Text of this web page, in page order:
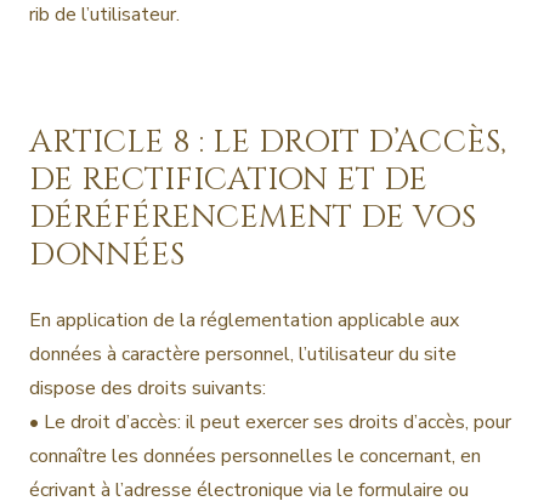
rib de l’utilisateur.
ARTICLE 8 : LE DROIT D’ACCÈS,
DE RECTIFICATION ET DE
DÉRÉFÉRENCEMENT DE VOS
DONNÉES
En application de la réglementation applicable aux
données à caractère personnel, l’utilisateur du site
dispose des droits suivants:
• Le droit d’accès: il peut exercer ses droits d’accès, pour
connaître les données personnelles le concernant, en
écrivant à l’adresse électronique via le formulaire ou